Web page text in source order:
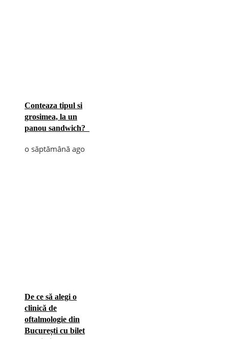
Conteaza tipul si
grosimea, la un
panou sandwich?
o săptămână ago
De ce să alegi o
clinică de
oftalmologie din
București cu bilet